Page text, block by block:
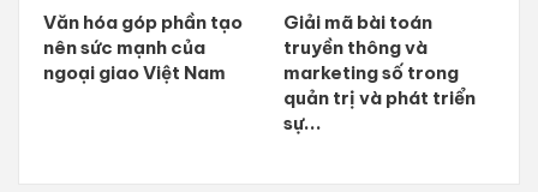
Văn hóa góp phần tạo
nên sức mạnh của
ngoại giao Việt Nam
Giải mã bài toán
truyền thông và
marketing số trong
quản trị và phát triển
sự...